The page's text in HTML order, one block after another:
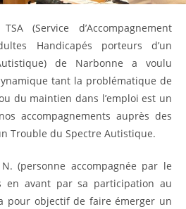
(Service d’Accompagnement
Handicapés porteurs d’un
de Narbonne a voulu
tant la problématique de
du maintien dans l’emploi est un
accompagnements auprès des
Trouble du Spectre Autistique.
(personne accompagnée par le
en avant par sa participation au
pour objectif de faire émerger un